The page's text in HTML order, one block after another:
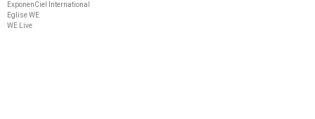
ExponenCiel International
Eglise WE
WE Live